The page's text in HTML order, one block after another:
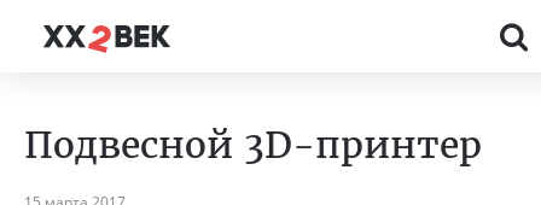
Подвесной 3D-принтер